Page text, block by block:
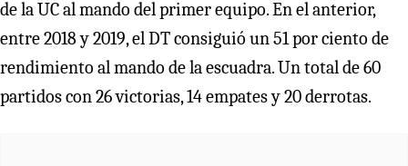
de la UC al mando del primer equipo. En el anterior,
entre 2018 y 2019, el DT consiguió un 51 por ciento de
rendimiento al mando de la escuadra. Un total de 60
partidos con 26 victorias, 14 empates y 20 derrotas.